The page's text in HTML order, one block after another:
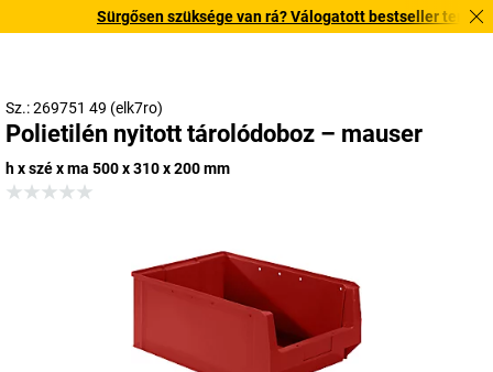
Sürgősen szüksége van rá? Válogatott bestseller
Sz.: 269751 49 (elk7ro)
Polietilén nyitott tárolódoboz – mauser
h x szé x ma 500 x 310 x 200 mm